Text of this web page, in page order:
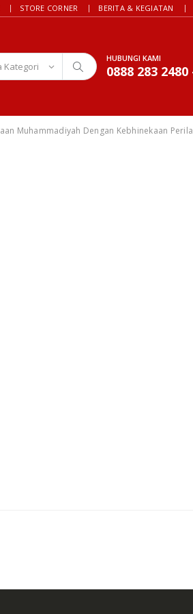
STORE CORNER BERITA & KEGIATAN
HUBUNGI KAMI
0888 283
Muhammadiyah Dengan Kebhinekaan